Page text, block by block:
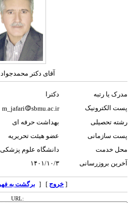
آقای دکتر محمدجواد
مدرک یا رتبه
دکترا
پست الکترونیک
m_jafari
sbmu.ac.ir
رشته تحصیلی
بهداشت حرفه ای
پست سازمانی
عضو هیئت تحریریه
محل خدمت
دانشگاه علوم پزشکی
آخرین بروزرسانی
۱۴۰۱/۱۰/۳
خروج] [ برگشت به
URL: